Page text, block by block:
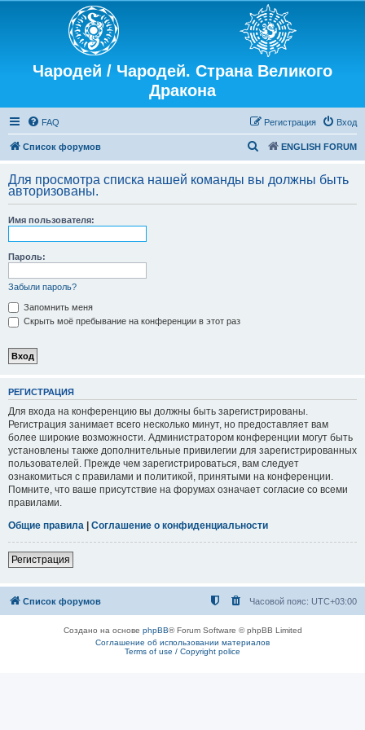
Чародей / Чародей. Страна Великого
Дракона
FAQ Вход
Регистрация
Список форумов ENGLISH FORUM
и
с
Для просмотра списка нашей команды вы должны быть
авторизованы.
Имя пользователя:
Пароль:
Забыли пароль?
Запомнить меня
Скрыть моё пребывание на конференции в этот раз
РЕГИСТРАЦИЯ
Для входа на конференцию вы должны быть зарегистрированы.
Регистрация занимает всего несколько минут, но предоставляет вам
более широкие возможности. Администратором конференции могут быть
установлены также дополнительные привилегии для зарегистрированных
пользователей. Прежде чем зарегистрироваться, вам следует
ознакомиться с правилами и политикой, принятыми на конференции.
Помните, что ваше присутствие на форумах означает согласие со всеми
правилами.
Общие правила | Соглашение о конфиденциальности
Регистрация
Список форумов Часовой пояс: UTC+03:00
Создано на основе phpBB® Forum Software © phpBB Limited
Соглашение об использовании материалов
Terms of use / Copyright police